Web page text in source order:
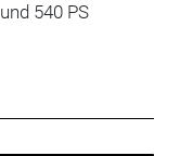
540 PS